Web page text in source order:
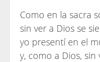
Como en la sacra
sin ver a Dios se
yo presentí en el
y, como a Dios,